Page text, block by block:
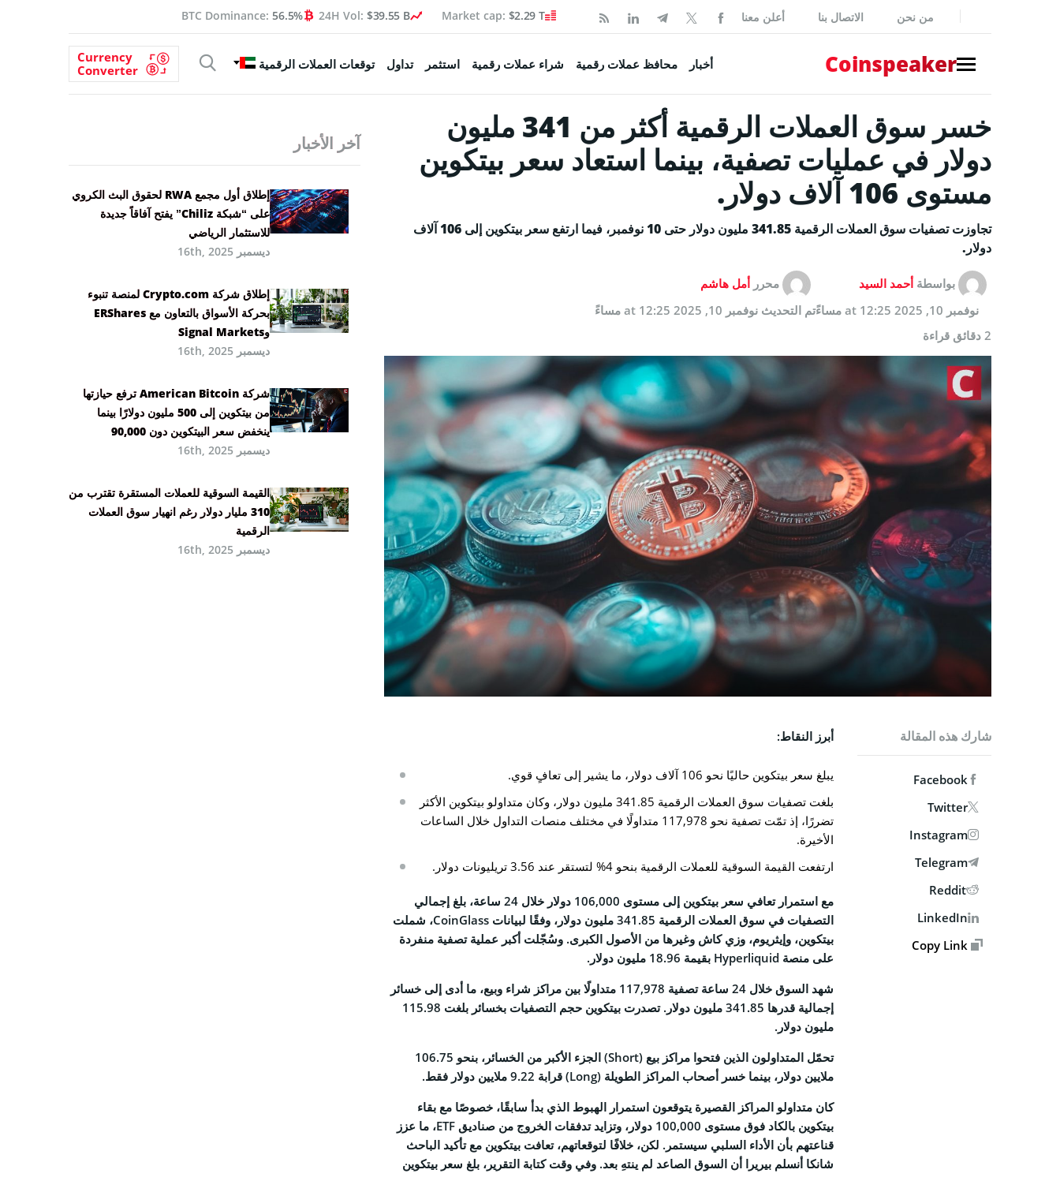
Coinspeaker
NEWS
أخبار بيتكوين
أخبار
إصدارات السوق
بيانات صحفية
GUIDES
أفضل محافظ العملات الرقمية
أفضل عملات رقمية للشراء
أفضل منصات تداول العملات الرقمية
تداول العقود الآجلة للعملات الرقمية
TOOLS
أسعار العملات الرقمية اليوم
سعر Bitcoin اليوم
سعر Pi Network اليوم
سعر Ethereum اليوم
سعر Solana اليوم
محول العملات الرقمية
الاتصال بنا
الوظائف
سياسة الخصوصية
الشروط والأحكام
SOCIAL
X
LinkedIn
RSS Feed
Market cap: $2.29 T
24H Vol: $39.55 B
BTC Dominance:56.5% من نحن الاتصال بنا أعلن معنا
Coinspeaker أخبار محافظ عملات رقمية شراء عملات رقمية استثمر تداول توقعات العملات الرقمية
Currency
Converter
خسر سوق العملات الرقمية أكثر من 341 مليون
دولار في عمليات تصفية، بينما استعاد سعر بيتكوين
مستوى 106 آلاف دولار.
تجاوزت تصفيات سوق العملات الرقمية 341.85 مليون دولار حتى 10 نوفمبر، فيما ارتفع سعر بيتكوين إلى 106 آلاف
دولار.
بواسطة أحمد السيد محرر أمل هاشم
نوفمبر 10, 2025 at 12:25 مساءً
تم التحديث نوفمبر 10, 2025 at 12:25 مساءً
2 دقائق قراءة
شارك هذه المقالة
Facebook
Twitter
Instagram
Telegram
Reddit
LinkedIn
أبرز النقاط:
يبلغ سعر بيتكوين حاليًا نحو 106 آلاف دولار، ما يشير إلى تعافٍ قوي.
بلغت تصفيات سوق العملات الرقمية 341.85 مليون دولار، وكان متداولو بيتكوين الأكثر
تضررًا، إذ تمّت تصفية نحو 117,978 متداولًا في مختلف منصات التداول خلال الساعات
الأخيرة.
ارتفعت القيمة السوقية للعملات الرقمية بنحو 4% لتستقر عند 3.56 تريليونات دولار.
مع استمرار تعافي سعر بيتكوين إلى مستوى 106,000 دولار خلال 24 ساعة، بلغ إجمالي
التصفيات في سوق العملات الرقمية 341.85 مليون دولار، وفقًا لبيانات CoinGlass، شملت
بيتكوين، وإيثريوم، وزي كاش وغيرها من الأصول الكبرى. وسُجّلت أكبر عملية تصفية منفردة
على منصة Hyperliquid بقيمة 18.96 مليون دولار.
شهد السوق خلال 24 ساعة تصفية 117,978 متداولًا بين مراكز شراء وبيع، ما أدى إلى خسائر
إجمالية قدرها 341.85 مليون دولار. تصدرت بيتكوين حجم التصفيات بخسائر بلغت 115.98
مليون دولار.
تحمّل المتداولون الذين فتحوا مراكز بيع (Short) الجزء الأكبر من الخسائر، بنحو 106.75
ملايين دولار، بينما خسر أصحاب المراكز الطويلة (Long) قرابة 9.22 ملايين دولار فقط.
كان متداولو المراكز القصيرة يتوقعون استمرار الهبوط الذي بدأ سابقًا، خصوصًا مع بقاء
بيتكوين بالكاد فوق مستوى 100,000 دولار، وتزايد تدفقات الخروج من صناديق ETF، ما عزز
قناعتهم بأن الأداء السلبي سيستمر. لكن، خلافًا لتوقعاتهم، تعافت بيتكوين مع تأكيد الباحث
شانكا أنسلم بيريرا أن السوق الصاعد لم ينتهِ بعد. وفي وقت كتابة التقرير، بلغ سعر بيتكوين
آخر الأخبار
إطلاق أول مجمع RWA لحقوق البث الكروي
على “شبكة Chiliz” يفتح آفاقاً جديدة
للاستثمار الرياضي
ديسمبر 16th, 2025
إطلاق شركة Crypto.com لمنصة تنبوء
بحركة الأسواق بالتعاون مع ERShares
وSignal Markets
ديسمبر 16th, 2025
شركة American Bitcoin ترفع حيازتها
من بيتكوين إلى 500 مليون دولارًا بينما
ينخفض سعر البيتكوين دون 90,000
ديسمبر 16th, 2025
القيمة السوقية للعملات المستقرة تقترب من
310 مليار دولار رغم انهيار سوق العملات
الرقمية
ديسمبر 16th, 2025